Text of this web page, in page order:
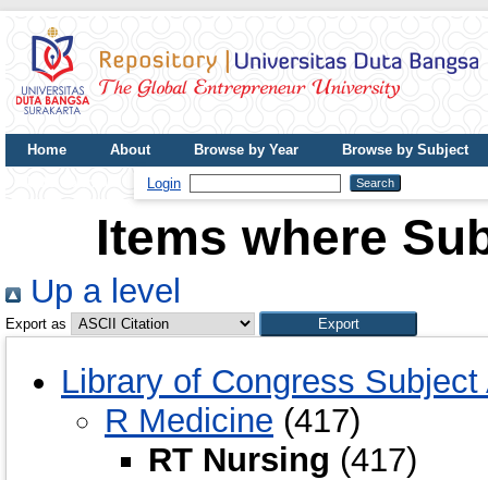
Home About Browse by Year
Browse by Subject
Login
Items where
Up a level
Export as
Library of Congress Subject
R Medicine (417)
RT Nursing (417)